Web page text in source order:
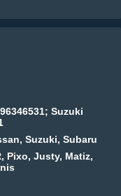
Suzuki
Suzuki, Subaru
Pixo, Justy, Matiz,